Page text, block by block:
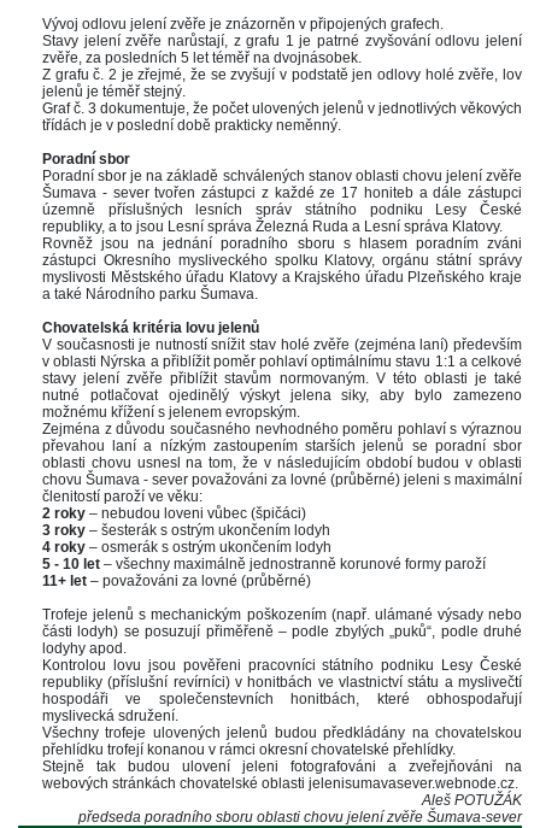
Vývoj odlovu jelení zvěře je znázorněn v připojených grafech.
Stavy jelení zvěře narůstají, z grafu 1 je patrné zvyšování odlovu jelení
zvěře, za posledních 5 let téměř na dvojnásobek.
Z grafu č. 2 je zřejmé, že se zvyšují v podstatě jen odlovy holé zvěře, lov
jelenů je téměř stejný.
Graf č. 3 dokumentuje, že počet ulovených jelenů v jednotlivých věkových
třídách je v poslední době prakticky neměnný.
Poradní sbor
Poradní sbor je na základě schválených stanov oblasti chovu jelení zvěře
Šumava - sever tvořen zástupci z každé ze 17 honiteb a dále zástupci
územně příslušných lesních správ státního podniku Lesy České
republiky, a to jsou Lesní správa Železná Ruda a Lesní správa Klatovy.
Rovněž jsou na jednání poradního sboru s hlasem poradním zváni
zástupci Okresního mysliveckého spolku Klatovy, orgánu státní správy
myslivosti Městského úřadu Klatovy a Krajského úřadu Plzeňského kraje
a také Národního parku Šumava.
Chovatelská kritéria lovu jelenů
V současnosti je nutností snížit stav holé zvěře (zejména laní) především
v oblasti Nýrska a přiblížit poměr pohlaví optimálnímu stavu 1:1 a celkové
tavy jelení zvěře přiblížit stavům normovaným. V této oblasti je také
nutné potlačovat ojedinělý výskyt jelena siky, aby bylo zamezeno
možnému křížení s jelenem evropským.
Zejména z důvodu současného nevhodného poměru pohlaví s výraznou
převahou laní a nízkým zastoupením starších jelenů se poradní sbor
oblasti chovu usnesl na tom, že v následujícím období budou v oblasti
chovu Šumava - sever považováni za lovné (průběrné) jeleni s maximální
členitostí paroží ve věku:
2 roky – nebudou loveni vůbec (špičáci)
3 roky – šesterák s ostrým ukončením lodyh
4 roky – osmerák s ostrým ukončením lodyh
5 - 10 let – všechny maximálně jednostranně korunové formy paroží
11+ let – považováni za lovné (průběrné)
Trofeje jelenů s mechanickým poškozením (např. ulámané výsady nebo
části lodyh) se posuzují přiměřeně – podle zbylých „puků“, podle druhé
lodyhy apod.
Kontrolou lovu jsou pověřeni pracovníci státního podniku Lesy České
republiky (příslušní revírníci) v honitbách ve vlastnictví státu a myslivečtí
hospodáři ve společenstevních honitbách, které obhospodařují
myslivecká sdružení.
Všechny trofeje ulovených jelenů budou předkládány na chovatelskou
přehlídku trofejí konanou v rámci okresní chovatelské přehlídky.
Stejně tak budou ulovení jeleni fotografováni a zveřejňováni na
webových stránkách chovatelské oblasti jelenisumavasever.webnode.cz.
Aleš POTUŽÁK
předseda poradního sboru oblasti chovu jelení zvěře Šumava-sever